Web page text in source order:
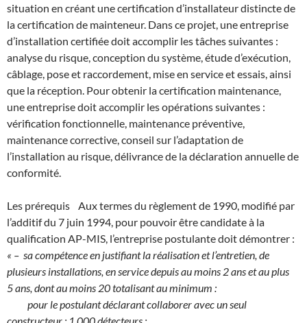
situation en créant une certification d’installateur distincte de
la certification de mainteneur. Dans ce projet, une entreprise
d’installation certifiée doit accomplir les tâches suivantes :
analyse du risque, conception du système, étude d’exécution,
câblage, pose et raccordement, mise en service et essais, ainsi
que la réception. Pour obtenir la certification maintenance,
une entreprise doit accomplir les opérations suivantes :
vérification fonctionnelle, maintenance préventive,
maintenance corrective, conseil sur l’adaptation de
l’installation au risque, délivrance de la déclaration annuelle de
conformité.
Les prérequis Aux termes du règlement de 1990, modifié par
l’additif du 7 juin 1994, pour pouvoir être candidate à la
qualification AP-MIS, l’entreprise postulante doit démontrer :
« – sa compétence en justifiant la réalisation et l’entretien, de
plusieurs installations, en service depuis au moins 2 ans et au plus
5 ans, dont au moins 20 totalisant au minimum :
pour le postulant déclarant collaborer avec un seul
constructeur : 1 000 détecteurs ;